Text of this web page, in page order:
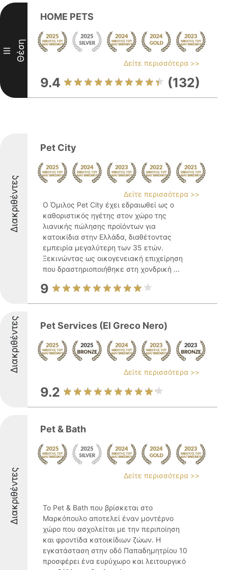
III Θέση
HOME PETS
Δείτε περισσότερα >>
9.4 (132)
Διακριθέντες
Pet City
Δείτε περισσότερα >>
Ο Όμιλος Pet City έχει εδραιωθεί ως ο
καθοριστικός ηγέτης στον χώρο της
λιανικής πώλησης προϊόντων για
κατοικίδια στην Ελλάδα, διαθέτοντας
εμπειρία μεγαλύτερη των 35 ετών.
Ξεκινώντας ως οικογενειακή επιχείρηση
που δραστηριοποιήθηκε στη χονδρική ...
9
Διακριθέντες Pet Services (El Greco Nero)
Δείτε περισσότερα >>
9.2
Διακριθέντες
Pet & Bath
Δείτε περισσότερα >>
Το Pet & Bath που βρίσκεται στο
Μαρκόπουλο αποτελεί έναν μοντέρνο
χώρο που ασχολείται με την περιποίηση
και φροντίδα κατοικίδιων ζώων. Η
εγκατάσταση στην οδό Παπαδημητρίου 10
προσφέρει ένα ευρύχωρο και λειτουργικό